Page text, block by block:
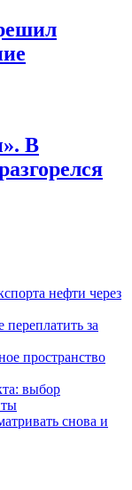
В
нефти через
за
пространство
выбор
снова и